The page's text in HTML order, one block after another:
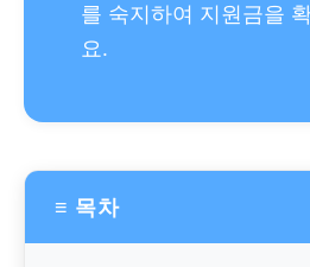
를 숙지하여 지원금을
요.
≡ 목차